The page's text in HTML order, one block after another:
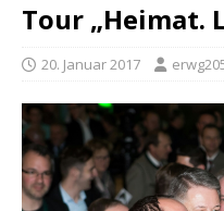
Tour „Heimat.
20. Januar 2017